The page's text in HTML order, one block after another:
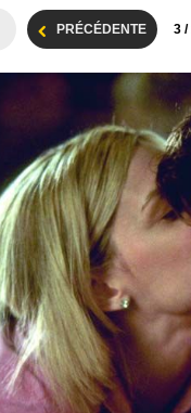
PRÉCÉDENTE 3 /